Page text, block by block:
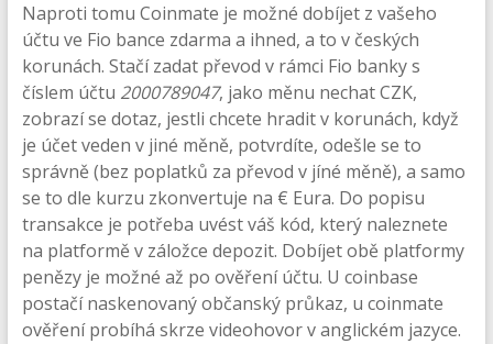
Naproti tomu Coinmate je možné dobíjet z vašeho
účtu ve Fio bance zdarma a ihned, a to v českých
korunách. Stačí zadat převod v rámci Fio banky s
číslem účtu 2000789047, jako měnu nechat CZK,
zobrazí se dotaz, jestli chcete hradit v korunách, když
je účet veden v jiné měně, potvrdíte, odešle se to
správně (bez poplatků za převod v jíné měně), a samo
se to dle kurzu zkonvertuje na € Eura. Do popisu
transakce je potřeba uvést váš kód, který naleznete
na platformě v záložce depozit. Dobíjet obě platformy
penězy je možné až po ověření účtu. U coinbase
postačí naskenovaný občanský průkaz, u coinmate
ověření probíhá skrze videohovor v anglickém jazyce.